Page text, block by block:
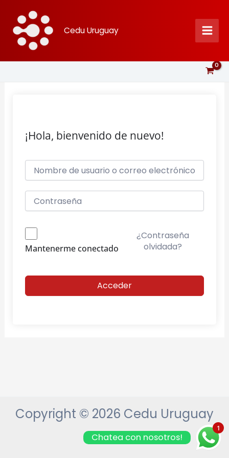
contenido
Cedu Uruguay
¡Hola, bienvenido de nuevo!
Mantenerme conectado
¿Contraseña
olvidada?
Acceder
Copyright © 2026 Cedu Uruguay
1
Chatea con nosotros!